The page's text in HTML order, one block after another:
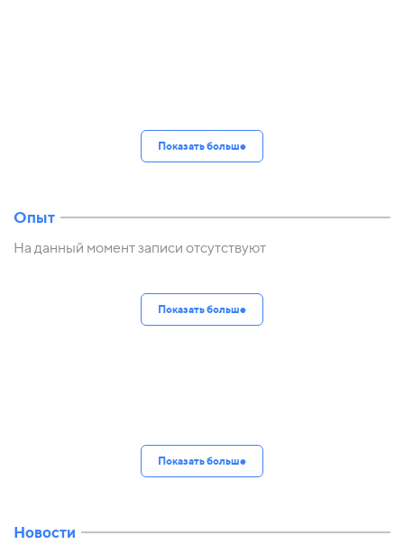
Показать больше
Опыт
На данный момент записи отсутствуют
Показать больше
Показать больше
Новости